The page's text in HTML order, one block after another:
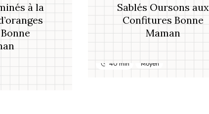
à la
Sablés Oursons aux
Confitures Bonne
Maman
40 min Moyen